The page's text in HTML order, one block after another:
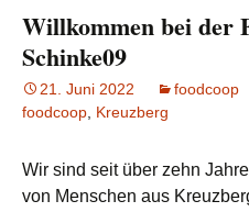
Willkommen bei der
Schinke09
21. Juni 2022 foodcoop
foodcoop Kreuzberg
Wir sind seit über zehn
von Menschen aus